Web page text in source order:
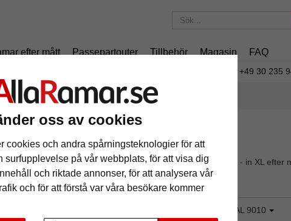
oss av cookies
cookies och andra spårningsteknologier för att
surfupplevelse på vår webbplats, för att visa dig
och riktade annonser, för att analysera vår
och för att förstå var våra besökare kommer
efter mått Passepartouter Tillbehör Magasin FAQ
+49 30 235
XL efter mått
Quadro XL efter mått
Aluminiumram - in XL efter
vit RAL 9010